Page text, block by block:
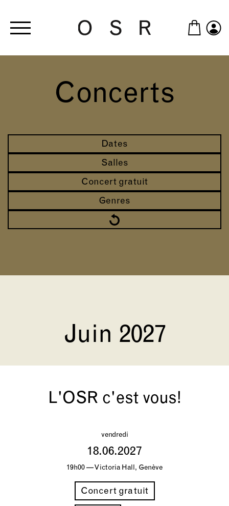
Concerts
Dates
Salles
Concert gratuit
Genres
Juin 2027
L'OSR c'est vous!
vendredi
18.06.2027
19h00 — Victoria Hall, Genève
Concert gratuit